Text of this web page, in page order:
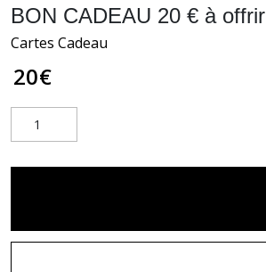
BON CADEAU 20 € à offrir
Cartes Cadeau
20€